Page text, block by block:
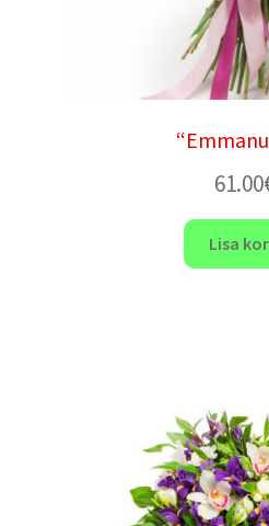
61.00
Lisa